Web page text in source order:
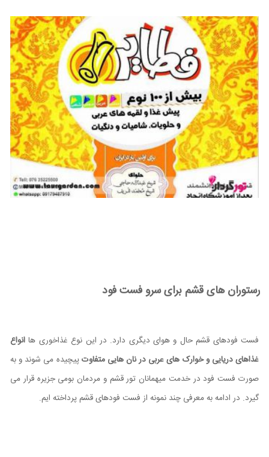
رستوران های قشم برای سرو فست فود
فست فودهای قشم حال و هوای دیگری دارد. در این نوع غذاخوری ها انواع
غذاهای دریایی و خوارک های عربی در نان هایی متفاوتپیچیده می شوند و به
صورت فست فود در خدمت میهمانان تور قشم و مردمان بومی جزیره قرار می
گیرد. در ادامه به معرفی چند نمونه از فست فودهای قشم پرداخته ایم.